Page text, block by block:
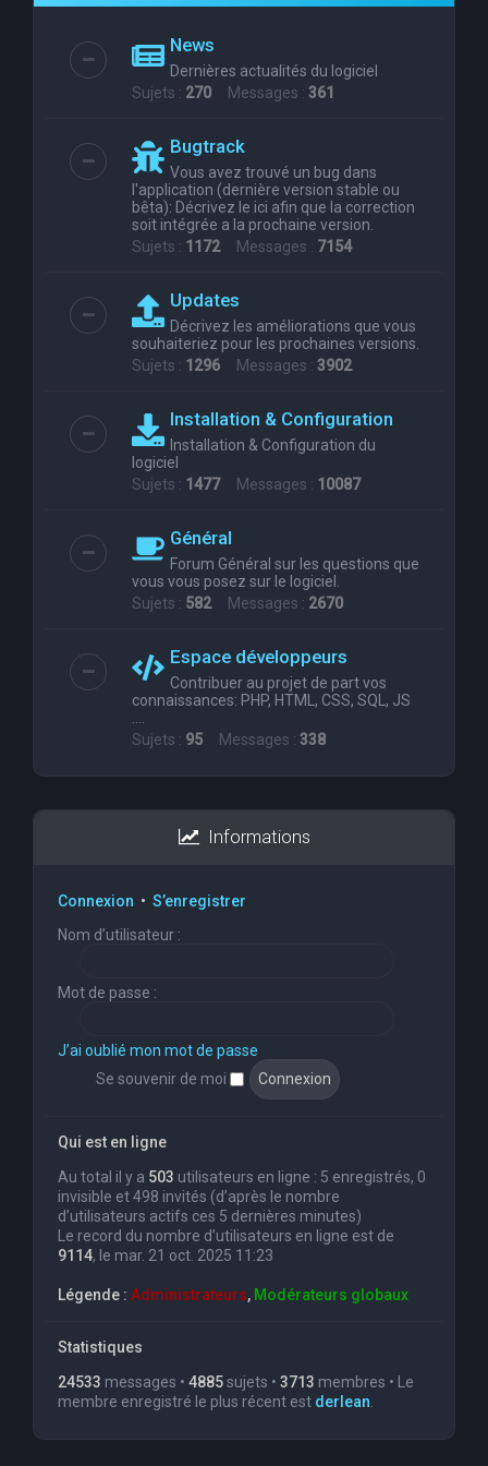
News
Dernières actualités du logiciel
Sujets : 270 Messages : 361
Bugtrack
Vous avez trouvé un bug dans
l'application (dernière version stable ou
bêta): Décrivez le ici afin que la correction
soit intégrée a la prochaine version.
Sujets : 1172Messages : 7154
Updates
Décrivez les améliorations que vous
souhaiteriez pour les prochaines versions.
Sujets : 1296 Messages : 3902
Installation & Configuration
Installation & Configuration du
logiciel
Sujets : 1477Messages : 10087
Général
Forum Général sur les questions que
vous vous posez sur le logiciel.
Sujets : 582Messages : 2670
Espace développeurs
Contribuer au projet de part vos
connaissances: PHP, HTML, CSS, SQL, JS
....
Sujets : 95 Messages : 338
Informations
Connexion • S’enregistrer
Nom d’utilisateur :
Mot de passe :
J’ai oublié mon mot de passe
Se souvenir de moi
Qui est en ligne
Au total il y a 503 utilisateurs en ligne : 5 enregistrés, 0
invisible et 498 invités (d’après le nombre
d’utilisateurs actifs ces 5 dernières minutes)
Le record du nombre d’utilisateurs en ligne est de
9114, le mar. 21 oct. 2025 11:23
Légende : Administrateurs, Modérateurs globaux
Statistiques
24533 messages • 4885sujets • 3713 membres • Le
membre enregistré le plus récent est derlean.